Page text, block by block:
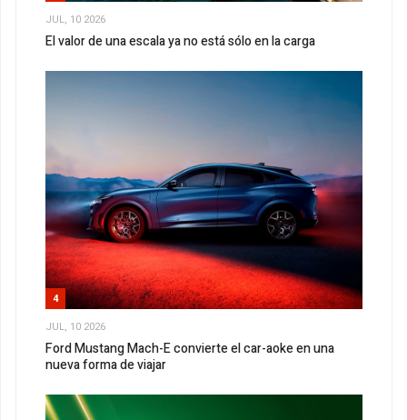
JUL, 10 2026
El valor de una escala ya no está sólo en la carga
4
JUL, 10 2026
Ford Mustang Mach-E convierte el car-aoke en una
nueva forma de viajar